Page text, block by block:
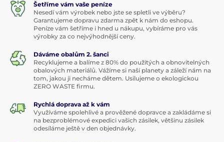
Šetříme vám vaše peníze
Nesedí vám výrobek nebo jste se spletli ve výběru?
Garantujeme dopravu zdarma zpět k nám do eshopu.
Peníze vám šetříme i hned u nákupu, vybíráme pro vás
výrobky za co nejvýhodnější ceny.
Dáváme obalům 2. šanci
Recyklujeme a balíme z 80% do použitých a obnovitelných
obalových materiálů. Vážíme si naší planety a záleží nám na
tom, jakou ji necháme dětem. Usilujeme o ekologickou
ZERO WASTE firmu.
Rychlá doprava až k vám
Využíváme spolehlivé a prověžené dopravce a zakládáme si
na bezproblémové expedici vašich zásilek, většinu zásilek
odesíláme ještě v den objednávky.